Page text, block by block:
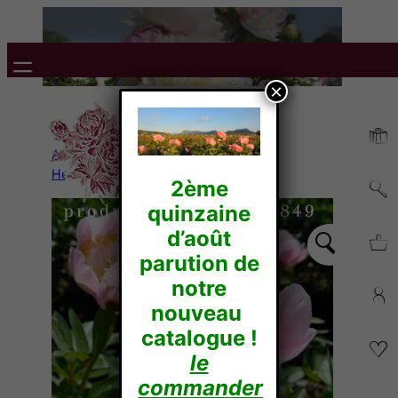
Accueil/Pivoines
Herbacées/
2ème
quinzaine
d’août
parution de
notre
nouveau
catalogue !
le
commander
×